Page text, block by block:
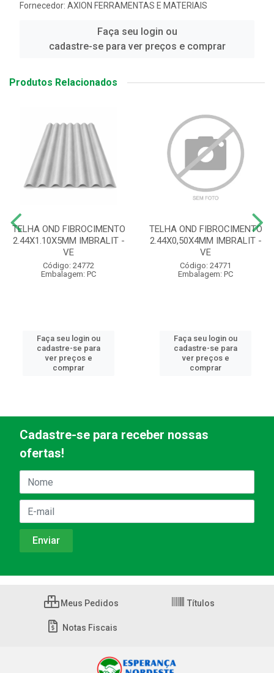
Fornecedor: AXION FERRAMENTAS E MATERIAIS
Faça seu login ou
cadastre-se para ver preços e comprar
Produtos Relacionados
TELHA OND FIBROCIMENTO
2.44X1.10X5MM IMBRALIT -
VE
Código: 24772
Embalagem: PC
Faça seu login ou
cadastre-se para
ver preços e
comprar
TELHA OND FIBROCIMENTO
2.44X0,50X4MM IMBRALIT -
VE
Código: 24771
Embalagem: PC
Faça seu login ou
cadastre-se para
ver preços e
comprar
Cadastre-se para receber nossas
ofertas!
Meus Pedidos Títulos
Notas Fiscais